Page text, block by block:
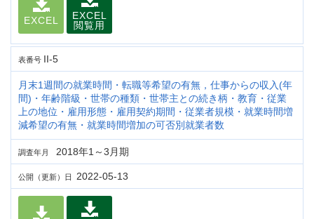
EXCEL
EXCEL
閲覧用
表番号 II-5
月末1週間の就業時間・転職等希望の有無，仕事からの収入(年
間)・年齢階級・世帯の種類・世帯主との続き柄・教育・従業
上の地位・雇用形態・雇用契約期間・従業者規模・就業時間増
減希望の有無・就業時間増加の可否別就業者数
調査年月 2018年1～3月期
公開（更新）日 2022-05-13